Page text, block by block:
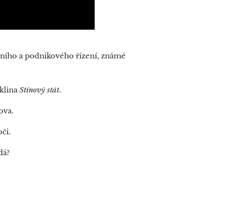
a podnikového řízení, známé
Stínový stát.